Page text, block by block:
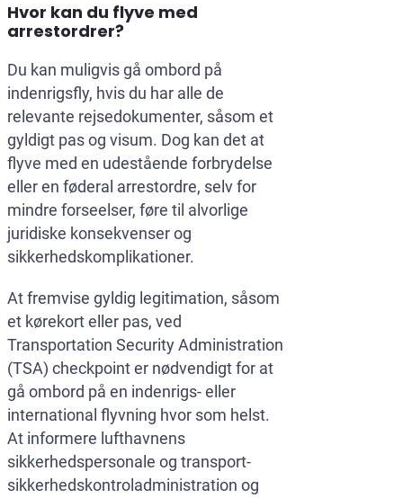
Hvor kan du flyve med
arrestordrer?
Du kan muligvis gå ombord på
indenrigsfly, hvis du har alle de
relevante rejsedokumenter, såsom et
gyldigt pas og visum. Dog kan det at
flyve med en udestående forbrydelse
eller en føderal arrestordre, selv for
mindre forseelser, føre til alvorlige
juridiske konsekvenser og
sikkerhedskomplikationer.
At fremvise gyldig legitimation, såsom
et kørekort eller pas, ved
Transportation Security Administration
(TSA) checkpoint er nødvendigt for at
gå ombord på en indenrigs- eller
international flyvning hvor som helst.
At informere lufthavnens
sikkerhedspersonale og transport-
sikkerhedskontroladministration og